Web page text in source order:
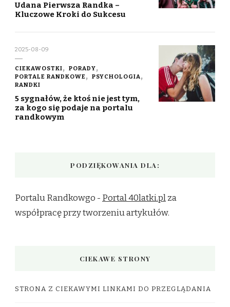
Udana Pierwsza Randka –
Kluczowe Kroki do Sukcesu
2025-08-09
CIEKAWOSTKI
PORADY
PORTALE RANDKOWE
PSYCHOLOGIA
RANDKI
5 sygnałów, że ktoś nie jest tym,
za kogo się podaje na portalu
randkowym
PODZIĘKOWANIA DLA:
Portalu Randkowgo - Portal 40latki.plza
współpracę przy tworzeniu artykułów.
CIEKAWE STRONY
STRONA Z CIEKAWYMI LINKAMI DO PRZEGLĄDANIA